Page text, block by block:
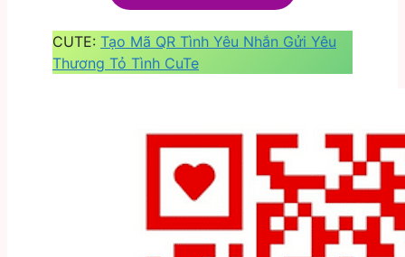
CUTE: Tạo Mã QR Tình Yêu Nhắn Gửi Yêu
Thương Tỏ Tình CuTe